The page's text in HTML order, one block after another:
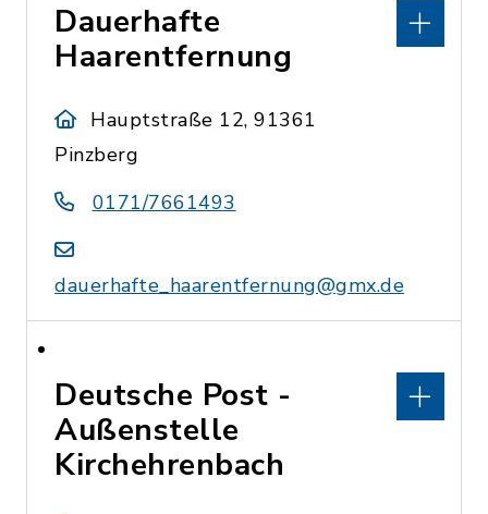
Dauerhafte
Haarentfernung
Hauptstraße 12, 91361
Pinzberg
0171/7661493
dauerhafte_haarentfernung@gmx.de
Deutsche Post -
Außenstelle
Kirchehrenbach